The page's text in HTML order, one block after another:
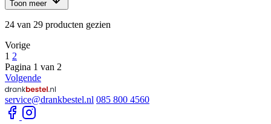
Toon meer
24 van 29 producten gezien
Vorige
1 2
Pagina 1 van 2
Volgende
service@drankbestel.nl 085 800 4560